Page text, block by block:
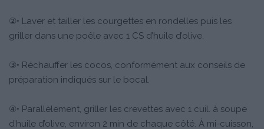
②• Laver et tailler les courgettes en rondelles puis les
griller dans une poêle avec 1 CS d’huile d’olive.
③• Réchauffer les cocos, conformément aux conseils de
préparation indiqués sur le bocal.
④• Parallèlement, griller les crevettes avec 1 cuil. à soupe
d’huile d’olive, environ 2 min de chaque côté. À mi-cuisson,